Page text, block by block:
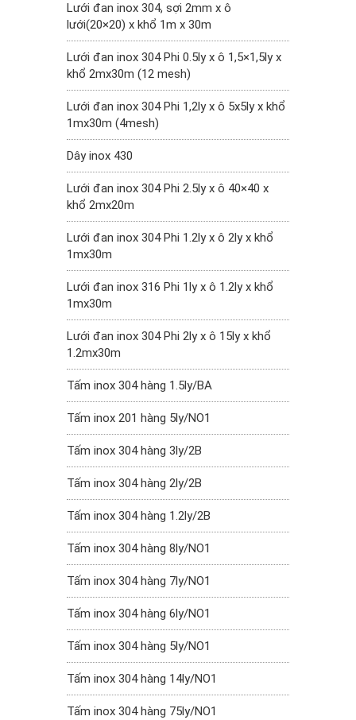
Lưới đan inox 304, sợi 2mm x ô
lưới(20×20) x khổ 1m x 30m
Lưới đan inox 304 Phi 0.5ly x ô 1,5×1,5ly x
khổ 2mx30m (12 mesh)
Lưới đan inox 304 Phi 1,2ly x ô 5x5ly x khổ
1mx30m (4mesh)
Dây inox 430
Lưới đan inox 304 Phi 2.5ly x ô 40×40 x
khổ 2mx20m
Lưới đan inox 304 Phi 1.2ly x ô 2ly x khổ
1mx30m
Lưới đan inox 316 Phi 1ly x ô 1.2ly x khổ
1mx30m
Lưới đan inox 304 Phi 2ly x ô 15ly x khổ
1.2mx30m
Tấm inox 304 hàng 1.5ly/BA
Tấm inox 201 hàng 5ly/NO1
Tấm inox 304 hàng 3ly/2B
Tấm inox 304 hàng 2ly/2B
Tấm inox 304 hàng 1.2ly/2B
Tấm inox 304 hàng 8ly/NO1
Tấm inox 304 hàng 7ly/NO1
Tấm inox 304 hàng 6ly/NO1
Tấm inox 304 hàng 5ly/NO1
Tấm inox 304 hàng 14ly/NO1
Tấm inox 304 hàng 75ly/NO1